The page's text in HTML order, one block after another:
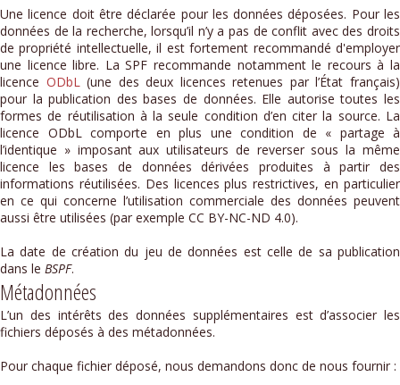
Une licence doit être déclarée pour les données déposées. Pour les
données de la recherche, lorsqu’il n’y a pas de conflit avec des droits
de propriété intellectuelle, il est fortement recommandé d'employer
une licence libre. La SPF recommande notamment le recours à la
licence ODbL(une des deux licences retenues par l’État français)
pour la publication des bases de données. Elle autorise toutes les
formes de réutilisation à la seule condition d’en citer la source. La
licence ODbL comporte en plus une condition de « partage à
l’identique » imposant aux utilisateurs de reverser sous la même
licence les bases de données dérivées produites à partir des
informations réutilisées. Des licences plus restrictives, en particulier
en ce qui concerne l’utilisation commerciale des données peuvent
aussi être utilisées (par exemple CC BY-NC-ND 4.0).
La date de création du jeu de données est celle de sa publication
dans le BSPF.
Métadonnées
L’un des intérêts des données supplémentaires est d’associer les
fichiers déposés à des métadonnées.
Pour chaque fichier déposé, nous demandons donc de nous fournir :